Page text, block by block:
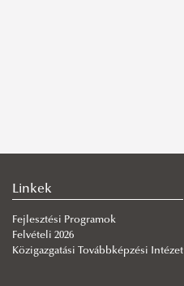
Linkek
Fejlesztési Programok
Felvételi 2026
Közigazgatási Továbbképzési Intézet